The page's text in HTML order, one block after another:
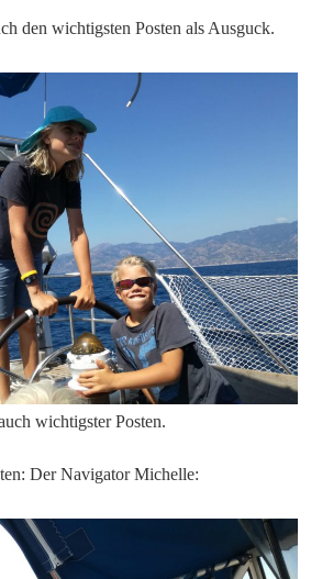
den wichtigsten Posten als Ausguck.
wichtigster Posten.
Der Navigator Michelle: